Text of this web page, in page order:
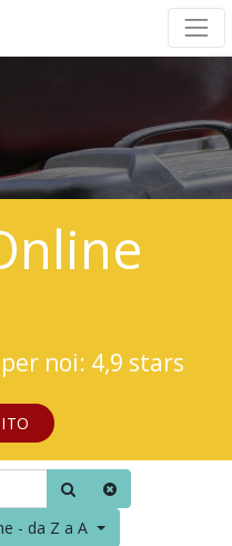
noi: 4,9 stars
- da Z a A